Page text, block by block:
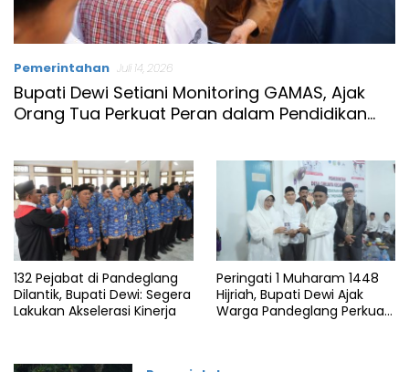
Pemerintahan Juli 14, 2026
Bupati Dewi Setiani Monitoring GAMAS, Ajak
Orang Tua Perkuat Peran dalam Pendidikan
132 Pejabat di Pandeglang
Dilantik, Bupati Dewi: Segera
Lakukan Akselerasi Kinerja
Peringati 1 Muharam 1448
Hijriah, Bupati Dewi Ajak
Warga Pandeglang Perkuat